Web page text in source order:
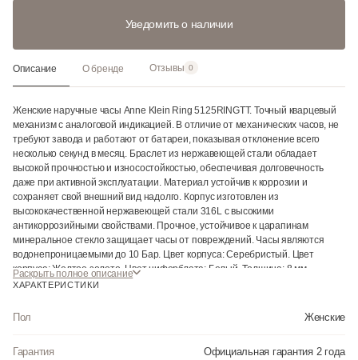
Уведомить о наличии
Описание О бренде Отзывы 0
Женские наручные часы Anne Klein Ring 5125RINGTT. Точный кварцевый
механизм с аналоговой индикацией. В отличие от механических часов, не
требуют завода и работают от батареи, показывая отклонение всего
несколько секунд в месяц. Браслет из нержавеющей стали обладает
высокой прочностью и износостойкостью, обеспечивая долговечность
даже при активной эксплуатации. Материал устойчив к коррозии и
сохраняет свой внешний вид надолго. Корпус изготовлен из
высококачественной нержавеющей стали 316L с высокими
антикоррозийными свойствами. Прочное, устойчивое к царапинам
минеральное стекло защищает часы от повреждений. Часы являются
водонепроницаемыми до 10 Бар. Цвет корпуса: Серебристый. Цвет
корпуса: Желтое золото. Цвет циферблата: Белый. Толщина: 8 мм.
Гарантия: 2 года.
Раскрыть полное описание
ХАРАКТЕРИСТИКИ
Пол Женские
Гарантия Официальная гарантия 2 года